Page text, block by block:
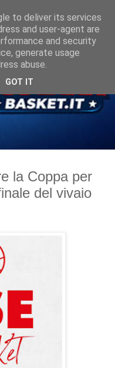
la Coppa per
del vivaio
to deliver its services
and user-agent are
and security
generate usage
abuse.
GOT IT